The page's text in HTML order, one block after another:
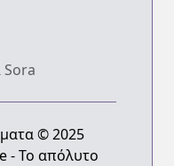
© 2025
- Το απόλυτο